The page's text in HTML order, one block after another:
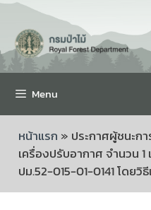
Menu
หน้าแรก » ประกาศผู้ชนะก
เครื่องปรับอากาศ จำนวน
ปม.52-015-01-0141 โดยวิธี